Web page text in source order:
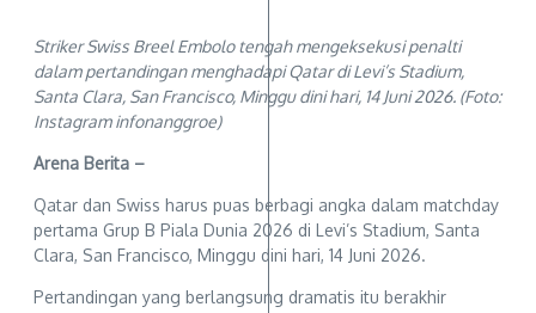
Striker Swiss Breel Embolo tengah mengeksekusi penalti
dalam pertandingan menghadapi Qatar di Levi’s Stadium,
Santa Clara, San Francisco, Minggu dini hari, 14 Juni 2026. (Foto:
Instagram infonanggroe)
Arena Berita –
Qatar dan Swiss harus puas berbagi angka dalam matchday
pertama Grup B Piala Dunia 2026 di Levi’s Stadium, Santa
Clara, San Francisco, Minggu dini hari, 14 Juni 2026.
Pertandingan yang berlangsung dramatis itu berakhir